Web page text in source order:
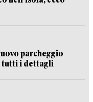
parcheggio
tutti i dettagli